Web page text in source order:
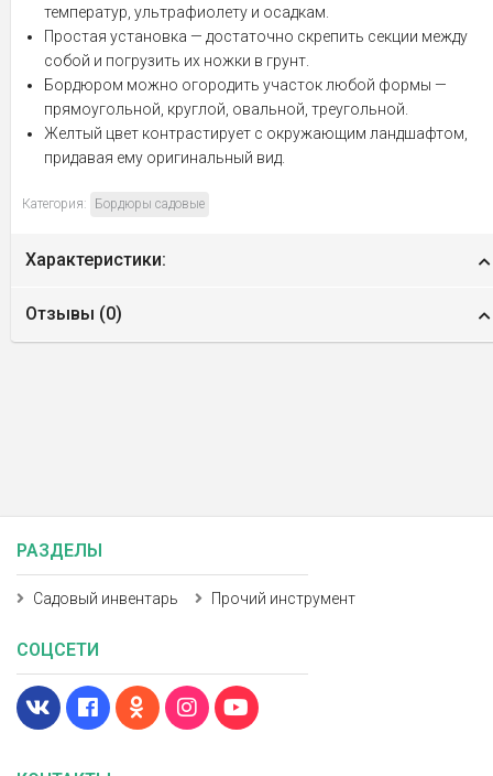
температур, ультрафиолету и осадкам.
Простая установка — достаточно скрепить секции между
собой и погрузить их ножки в грунт.
Бордюром можно огородить участок любой формы —
прямоугольной, круглой, овальной, треугольной.
Желтый цвет контрастирует с окружающим ландшафтом,
придавая ему оригинальный вид.
Категория: Бордюры садовые
Характеристики:
Отзывы (0)
РАЗДЕЛЫ
Садовый инвентарь Прочий инструмент
СОЦСЕТИ